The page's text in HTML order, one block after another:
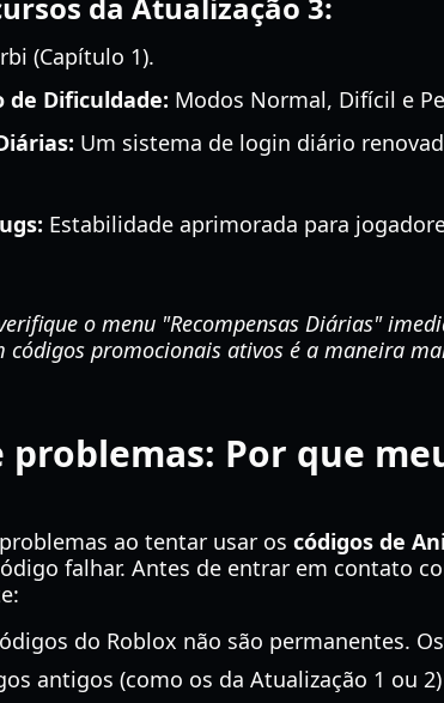
(Capítulo 1).
de Dificuldade: Modos Normal, Difícil e
Um sistema de login diário
Estabilidade aprimorada para
o menu "Recompensas Diárias"
códigos promocionais ativos é a maneira
problemas: Por que
ao tentar usar os códigos de
falhar. Antes de entrar em contato
do Roblox não são permanentes.
antigos (como os da Atualização 1 ou